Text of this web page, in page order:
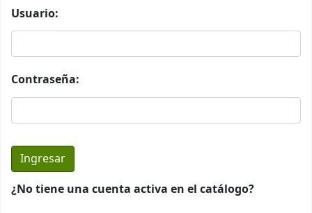
Usuario:
Contraseña:
¿No tiene una cuenta activa en el catálogo?